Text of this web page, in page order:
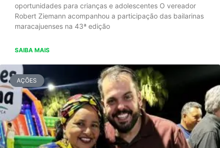
oportunidades para crianças e adolescentes O vereador
Robert Ziemann acompanhou a participação das bailarinas
maracajuenses na 43ª edição
SAIBA MAIS
AÇÕES